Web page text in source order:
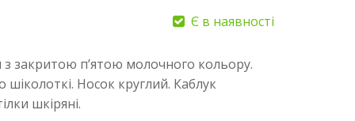
Є в наявності
з закритою п’ятою молочного кольору.
шіколоткі. Носок круглий. Каблук
шкіряні.